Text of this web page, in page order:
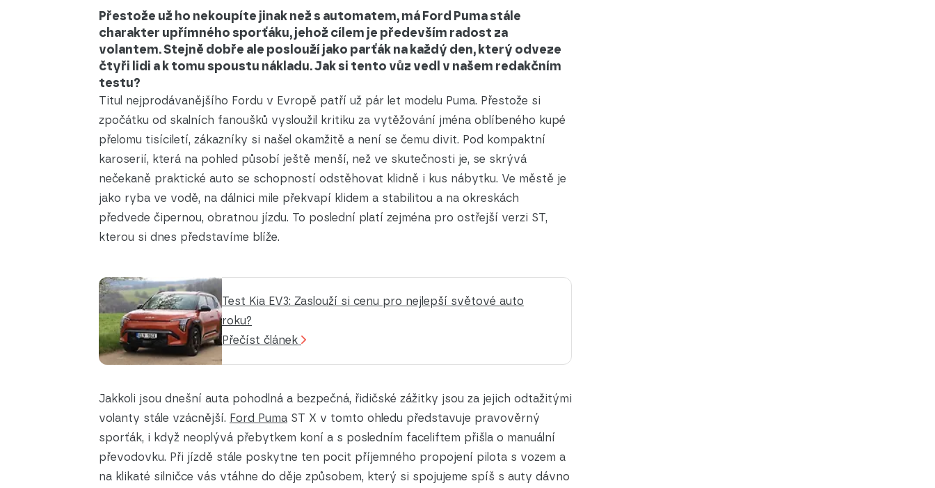
Přestože už ho nekoupíte jinak než s automatem, má Ford Puma stále
charakter upřímného sporťáku, jehož cílem je především radost za
volantem. Stejně dobře ale poslouží jako parťák na každý den, který odveze
čtyři lidi a k tomu spoustu nákladu. Jak si tento vůz vedl v našem redakčním
testu?
Titul nejprodávanějšího Fordu v Evropě patří už pár let modelu Puma. Přestože si
zpočátku od skalních fanoušků vysloužil kritiku za vytěžování jména oblíbeného kupé
přelomu tisíciletí, zákazníky si našel okamžitě a není se čemu divit. Pod kompaktní
karoserií, která na pohled působí ještě menší, než ve skutečnosti je, se skrývá
nečekaně praktické auto se schopností odstěhovat klidně i kus nábytku. Ve městě je
jako ryba ve vodě, na dálnici mile překvapí klidem a stabilitou a na okreskách
předvede čipernou, obratnou jízdu. To poslední platí zejména pro ostřejší verzi ST,
kterou si dnes představíme blíže.
Test Kia EV3: Zaslouží si cenu pro nejlepší světové auto
roku?
Přečíst článek
Jakkoli jsou dnešní auta pohodlná a bezpečná, řidičské zážitky jsou za jejich odtažitými
volanty stále vzácnější. Ford Puma ST X v tomto ohledu představuje pravověrný
sporťák, i když neoplývá přebytkem koní a s posledním faceliftem přišla o manuální
převodovku. Při jízdě stále poskytne ten pocit příjemného propojení pilota s vozem a
na klikaté silničce vás vtáhne do děje způsobem, který si spojujeme spíš s auty dávno